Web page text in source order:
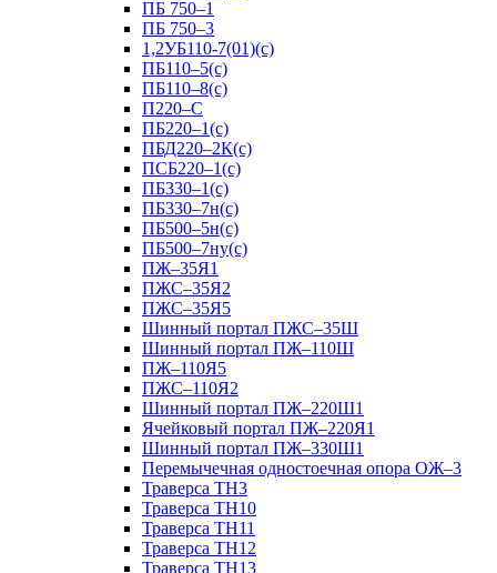
ПБ 750–1
ПБ 750–3
1,2УБ110-7(01)(с)
ПБ110–5(с)
ПБ110–8(с)
П220–С
ПБ220–1(с)
ПБД220–2К(с)
ПСБ220–1(с)
ПБ330–1(с)
ПБ330–7н(с)
ПБ500–5н(с)
ПБ500–7ну(с)
ПЖ–35Я1
ПЖС–35Я2
ПЖС–35Я5
Шинный портал ПЖС–35Ш
Шинный портал ПЖ–110Ш
ПЖ–110Я5
ПЖС–110Я2
Шинный портал ПЖ–220Ш1
Ячейковый портал ПЖ–220Я1
Шинный портал ПЖ–330Ш1
Перемычечная одностоечная опора ОЖ–3
Траверса ТН3
Траверса ТН10
Траверса ТН11
Траверса ТН12
Траверса ТН13